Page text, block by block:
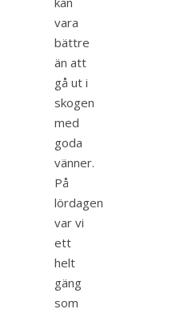
vara
bättre
än att
gå ut i
skogen
med
goda
vänner.
På
lördagen
var vi
ett
helt
gäng
som